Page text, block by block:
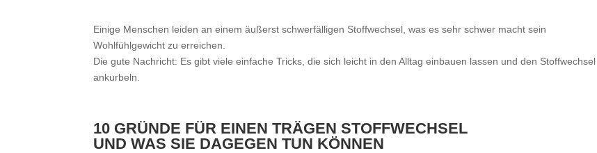
Einige Menschen leiden an einem äußerst schwerfälligen Stoffwechsel, was es sehr schwer macht sein
Wohlfühlgewicht zu erreichen.
Die gute Nachricht: Es gibt viele einfache Tricks, die sich leicht in den Alltag einbauen lassen und den Stoffwechsel
ankurbeln.
10 GRÜNDE FÜR EINEN TRÄGEN STOFFWECHSEL
UND WAS SIE DAGEGEN TUN KÖNNEN